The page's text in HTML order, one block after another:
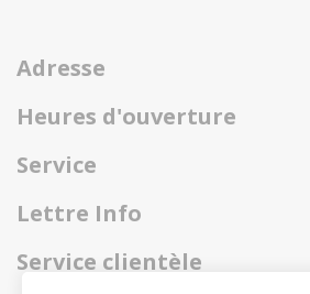
Adresse
Ieperstraat 3
057 33 34 61
info@juwelennevejan.be
Heures d'ouverture
Mar - sam : 10h- 12h et 13u30 - 18u
Service
Contactez notre service client
+32 057 33 34 61
ou contactez-nous parcourrier.
Lettre Info
Voulez-vous être tenu au courant de
Service clientèle